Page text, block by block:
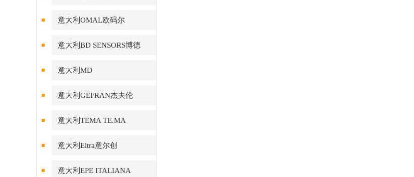
意大利OMAL欧码尔
意大利BD SENSORS博德
意大利MD
意大利GEFRAN杰夫伦
意大利TEMA TE.MA
意大利Eltra意尔创
意大利EPE ITALIANA